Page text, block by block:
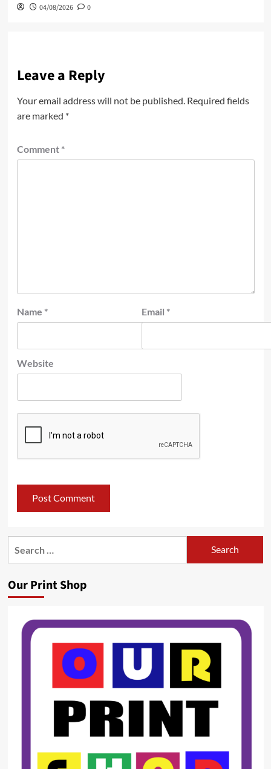
04/08/2026 0
Leave a Reply
Your email address will not be published. Required fields
are marked *
Comment *
Name * Email *
Website
Our Print Shop